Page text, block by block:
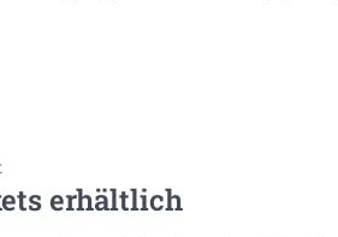
erhältlich